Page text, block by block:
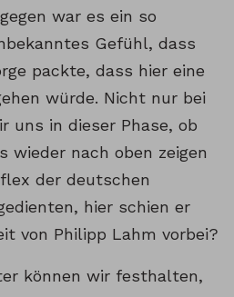
war es ein so
Gefühl, dass
packte, dass hier eine
würde. Nicht nur bei
uns in dieser Phase, ob
wieder nach oben zeigen
der deutschen
hier schien er
von Philipp Lahm vorbei?
können wir festhalten,